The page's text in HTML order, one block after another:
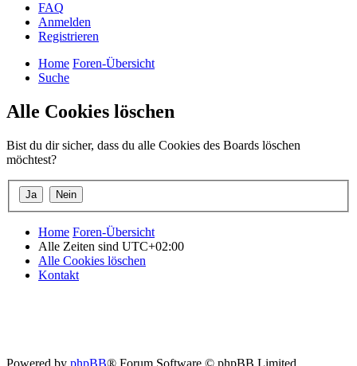
FAQ
Anmelden
Registrieren
Home Foren-Übersicht
Suche
Alle Cookies löschen
Bist du dir sicher, dass du alle Cookies des Boards löschen
möchtest?
Home Foren-Übersicht
Alle Zeiten sind UTC+02:00
Alle Cookies löschen
Kontakt